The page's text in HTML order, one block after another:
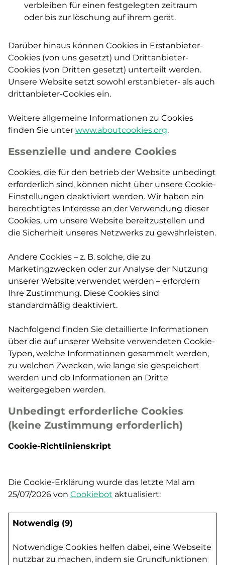
verbleiben für einen festgelegten zeitraum
oder bis zur löschung auf ihrem gerät.
Darüber hinaus können Cookies in Erstanbieter-
Cookies (von uns gesetzt) und Drittanbieter-
Cookies (von Dritten gesetzt) unterteilt werden.
Unsere Website setzt sowohl erstanbieter- als auch
drittanbieter-Cookies ein.
Weitere allgemeine Informationen zu Cookies
finden Sie unter www.aboutcookies.org.
Essenzielle und andere Cookies
Cookies, die für den betrieb der Website unbedingt
erforderlich sind, können nicht über unsere Cookie-
Einstellungen deaktiviert werden. Wir haben ein
berechtigtes Interesse an der Verwendung dieser
Cookies, um unsere Website bereitzustellen und
die Sicherheit unseres Netzwerks zu gewährleisten.
Andere Cookies – z. B. solche, die zu
Marketingzwecken oder zur Analyse der Nutzung
unserer Website verwendet werden – erfordern
Ihre Zustimmung. Diese Cookies sind
standardmäßig deaktiviert.
Nachfolgend finden Sie detaillierte Informationen
über die auf unserer Website verwendeten Cookie-
Typen, welche Informationen gesammelt werden,
zu welchen Zwecken, wie lange sie gespeichert
werden und ob Informationen an Dritte
weitergegeben werden.
Unbedingt erforderliche Cookies
(keine Zustimmung erforderlich)
Cookie-Richtlinienskript
Die Cookie-Erklärung wurde das letzte Mal am
25/07/2026 von Cookiebot aktualisiert:
Notwendig (9)
Notwendige Cookies helfen dabei, eine Webseite
nutzbar zu machen, indem sie Grundfunktionen